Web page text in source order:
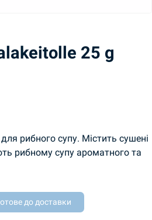
25 g
рибного супу. Містить сушені
рибному супу ароматного та
до доставки